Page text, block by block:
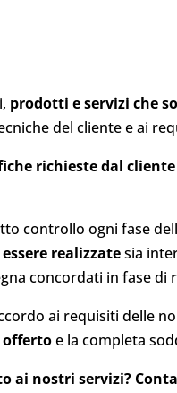
prodotti e servizi che
del cliente e ai
richieste dal
controllo ogni fase
realizzatesia
concordati in fase di
ai requisiti delle
offertoe la completa
ai nostri servizi?